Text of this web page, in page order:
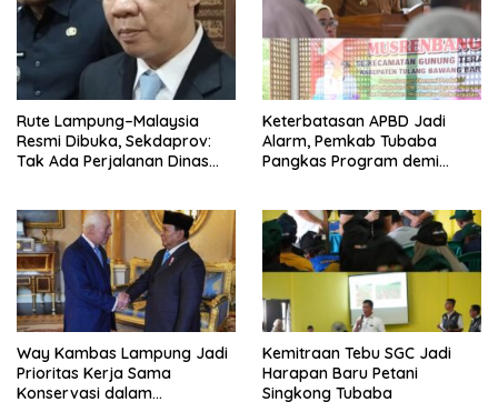
Rute Lampung–Malaysia
Resmi Dibuka, Sekdaprov:
Tak Ada Perjalanan Dinas
Keterbatasan APBD Jadi
Alarm, Pemkab Tubaba
Pangkas Program demi
Way Kambas Lampung Jadi
Prioritas Kerja Sama
Konservasi dalam
Kemitraan Tebu SGC Jadi
Harapan Baru Petani
Singkong Tubaba